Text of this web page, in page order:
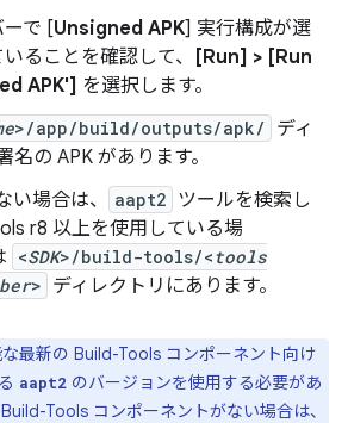
で [Unsigned APK] 実行構成が選
ることを確認して、
[Run] > [Run
APK'] を選択します。
>/app/build/outputs/apk/
ディ
名の APK があります。
い場合は、
aapt2 ツールを検索し
r8 以上を使用している場
<SDK>/build-tools/<tools
> ディレクトリにあります。
最新の Build-Tools コンポーネント向け
aapt2 のバージョンを使用する必要があ
Tools コンポーネントがない場合は、